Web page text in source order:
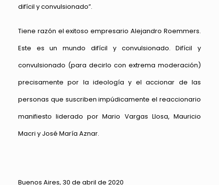
difícil y convulsionado”.
Tiene razón el exitoso empresario Alejandro Roemmers.
Este es un mundo difícil y convulsionado. Difícil y
convulsionado (para decirlo con extrema moderación)
precisamente por la ideología y el accionar de las
personas que suscriben impúdicamente el reaccionario
manifiesto liderado por Mario Vargas Llosa, Mauricio
Macri y José María Aznar.
Buenos Aires, 30 de abril de 2020